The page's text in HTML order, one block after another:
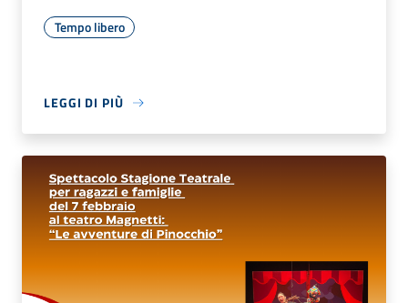
Tempo libero
LEGGI DI PIÙ